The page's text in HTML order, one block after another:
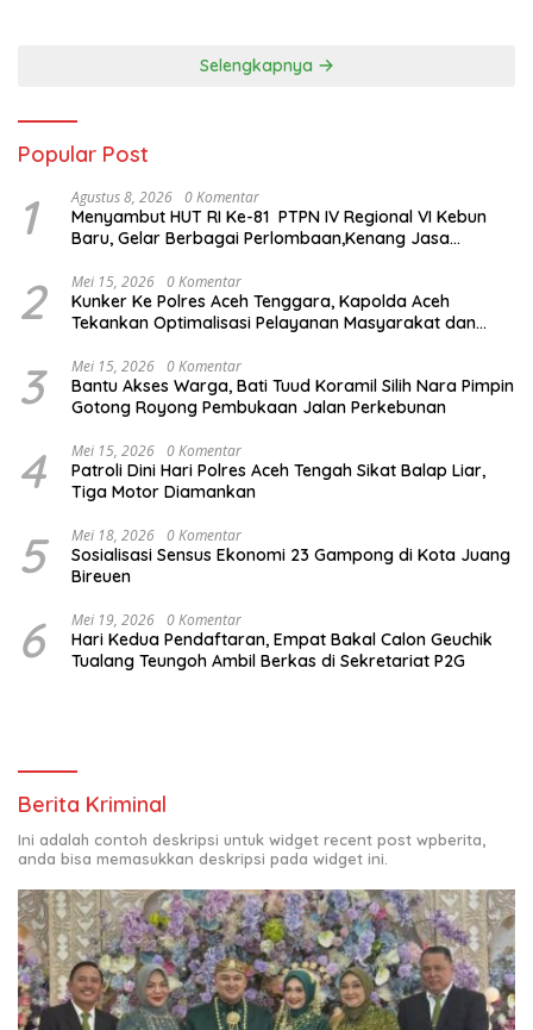
Selengkapnya
Popular Post
1 Agustus 8, 2026 0 Komentar
Menyambut HUT RI Ke-81 PTPN IV Regional VI Kebun
Baru, Gelar Berbagai Perlombaan,Kenang Jasa
2 Mei 15, 2026 0 Komentar
Kunker Ke Polres Aceh Tenggara, Kapolda Aceh
Tekankan Optimalisasi Pelayanan Masyarakat dan
3 Mei 15, 2026 0 Komentar
Bantu Akses Warga, Bati Tuud Koramil Silih Nara Pimpin
Gotong Royong Pembukaan Jalan Perkebunan
4 Mei 15, 2026 0 Komentar
Patroli Dini Hari Polres Aceh Tengah Sikat Balap Liar,
Tiga Motor Diamankan
5 Mei 18, 2026 0 Komentar
Sosialisasi Sensus Ekonomi 23 Gampong di Kota Juang
Bireuen
6 Mei 19, 2026 0 Komentar
Hari Kedua Pendaftaran, Empat Bakal Calon Geuchik
Tualang Teungoh Ambil Berkas di Sekretariat P2G
Berita Kriminal
Ini adalah contoh deskripsi untuk widget recent post wpberita,
anda bisa memasukkan deskripsi pada widget ini.